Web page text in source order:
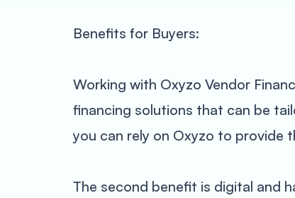
Benefits for Buyers:
Working with Oxyzo Vendor
financing solutions that can be
you can rely on Oxyzo to provide
The second benefit is digital and